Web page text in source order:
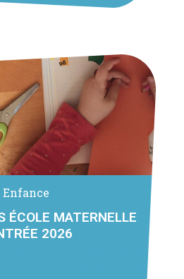
Enfance
ÉCOLE MATERNELLE
2026
scolaires pour la rentrée 2025/2026 :
intercommunale de Cornier se fait